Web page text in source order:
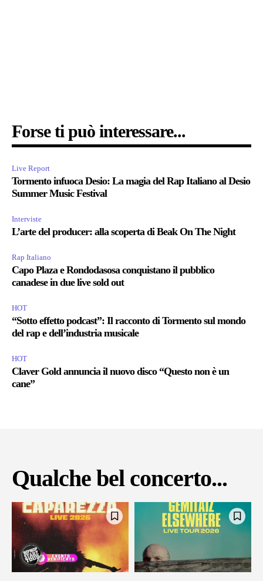
Forse ti può interessare...
Live Report
Tormento infuoca Desio: La magia del Rap Italiano al Desio
Summer Music Festival
Interviste
L’arte del producer: alla scoperta di Beak On The Night
Rap Italiano
Capo Plaza e Rondodasosa conquistano il pubblico
canadese in due live sold out
HOT
“Sotto effetto podcast”: Il racconto di Tormento sul mondo
del rap e dell’industria musicale
HOT
Claver Gold annuncia il nuovo disco “Questo non è un
cane”
Qualche bel concerto...